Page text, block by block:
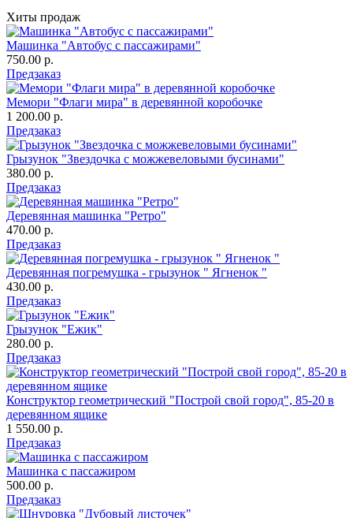
Хиты продаж
Машинка "Автобус с пассажирами"
750.00 р.
Предзаказ
Мемори "Флаги мира" в деревянной коробочке
1 200.00 р.
Предзаказ
Грызунок "Звездочка с можжевеловыми бусинами"
380.00 р.
Предзаказ
Деревянная машинка "Ретро"
470.00 р.
Предзаказ
Деревянная погремушка - грызунок " Ягненок "
430.00 р.
Предзаказ
Грызунок "Ежик"
280.00 р.
Предзаказ
Конструктор геометрический "Построй свой город", 85-20 в
деревянном ящике
1 550.00 р.
Предзаказ
Машинка с пассажиром
500.00 р.
Предзаказ